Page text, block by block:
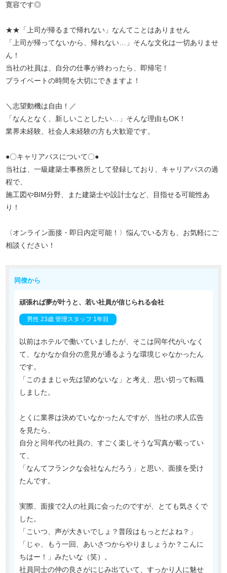
寛容です◎
★★「上司が帰るまで帰れない」なんてことはありません
「上司が帰ってないから、帰れない…」そんな文化は一切ありませ
ん！
当社の社員は、自分の仕事が終わったら、即帰宅！
プライベートの時間を大切にできますよ！
＼志望動機は自由！／
「なんとなく、新しいことしたい…」そんな理由もOK！
業界未経験、社会人未経験の方も大歓迎です。
●〇キャリアパスについて〇●
当社は、一級建築士事務所として登録しており、キャリアパスの過
程で、
施工図やBIM分野、また建築士や設計士など、目指せる可能性あ
り！
〈オンライン面接・即日内定可能！〉悩んでいる方も、お気軽にご
相談ください！
同僚から
頑張れば夢が叶うと、若い社員が信じられる会社
男性 23歳 管理スタッフ 1年目
以前はホテルで働いていましたが、そこは同年代がいなく
て、なかなか自分の意見が通るような環境じゃなかったん
です。
「このままじゃ先は望めないな」と考え、思い切って転職
しました。
とくに業界は決めていなかったんですが、当社の求人広告
を見たら、
自分と同年代の社員の、すごく楽しそうな写真が載ってい
て、
「なんてフランクな会社なんだろう」と思い、面接を受け
たんです。
実際、面接で2人の社員に会ったのですが、とても気さくで
した。
「こいつ、声が大きいでしょ？普段はもっとだよね？」
「じゃ、もう一回、あいさつからやりましょうか？こんに
ちはー！」みたいな（笑）。
社員同士の仲の良さがにじみ出ていて、すっかり人に魅せ